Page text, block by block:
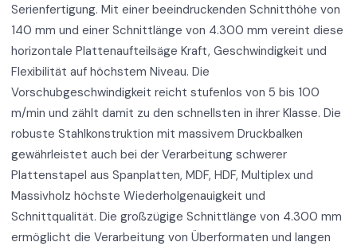
Serienfertigung. Mit einer beeindruckenden Schnitthöhe von
140 mm und einer Schnittlänge von 4.300 mm vereint diese
horizontale Plattenaufteilsäge Kraft, Geschwindigkeit und
Flexibilität auf höchstem Niveau. Die
Vorschubgeschwindigkeit reicht stufenlos von 5 bis 100
m/min und zählt damit zu den schnellsten in ihrer Klasse. Die
robuste Stahlkonstruktion mit massivem Druckbalken
gewährleistet auch bei der Verarbeitung schwerer
Plattenstapel aus Spanplatten, MDF, HDF, Multiplex und
Massivholz höchste Wiederholgenauigkeit und
Schnittqualität. Die großzügige Schnittlänge von 4.300 mm
ermöglicht die Verarbeitung von Überformaten und langen